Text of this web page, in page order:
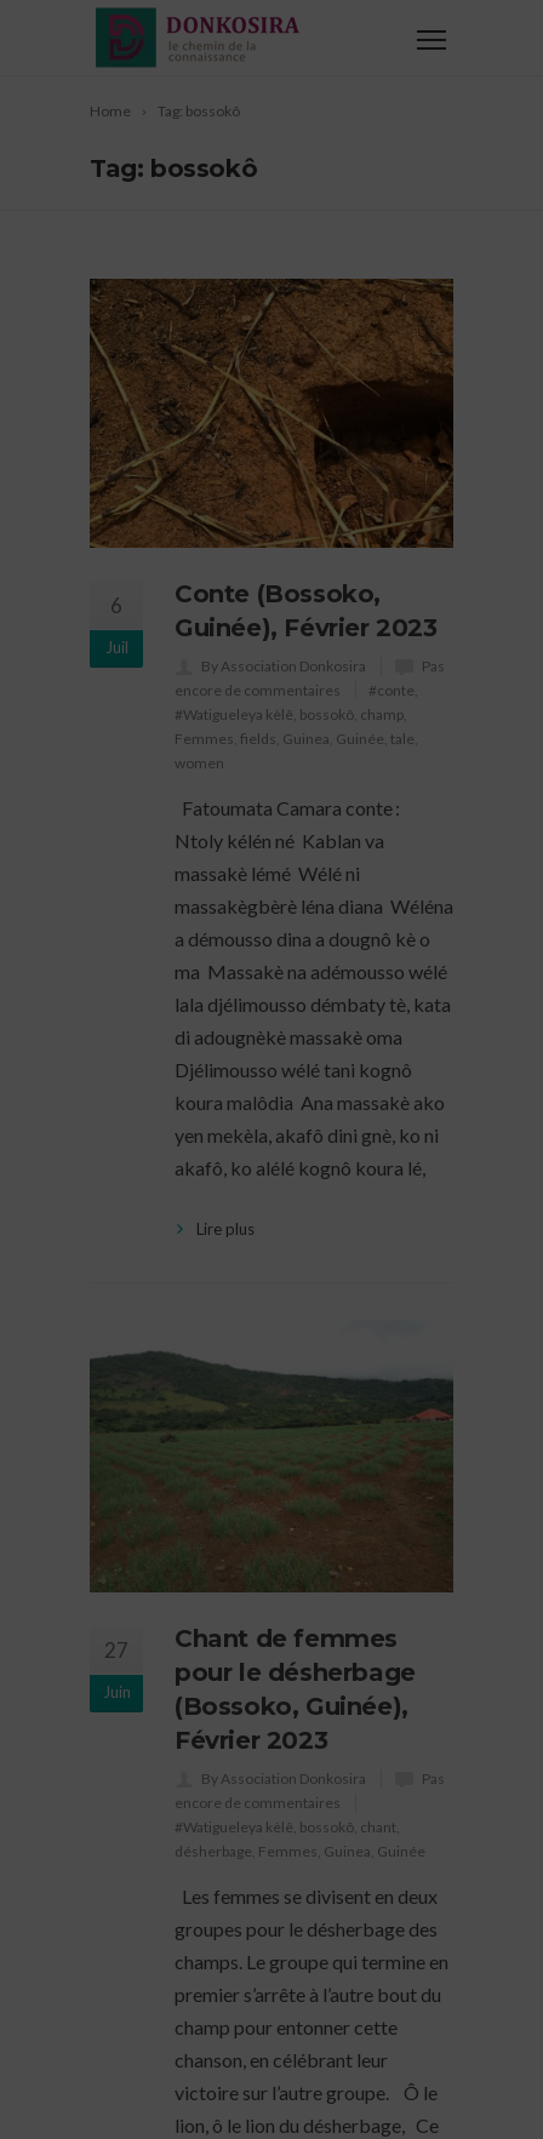
Home Tag: bossokô
Tag: bossokô
6
Juil
Conte (Bossoko,
Guinée), Février 2023
By Association Donkosira
Pas
encore de commentaires
#conte
#Watigueleya kèlê bossokô champ
Femmes fields Guinea Guinée tale
women
Fatoumata Camara conte :
Ntoly kélén né Kablan va
massakè lémé Wélé ni
massakègbèrè léna diana Wéléna
a démousso dina a dougnô kè o
ma Massakè na adémousso wélé
lala djélimousso démbaty tè, kata
di adougnèkè massakè oma
Djélimousso wélé tani kognô
koura malôdia Ana massakè ako
yen mekèla, akafô dini gnè, ko ni
akafô, ko alélé kognô koura lé,
Lire plus
27
Juin
Chant de femmes
pour le désherbage
(Bossoko, Guinée),
Février 2023
By Association Donkosira
Pas
encore de commentaires
#Watigueleya kèlê bossokô chant
désherbage Femmes Guinea Guinée
Les femmes se divisent en deux
groupes pour le désherbage des
champs. Le groupe qui termine en
premier s’arrête à l’autre bout du
champ pour entonner cette
chanson, en célébrant leur
victoire sur l’autre groupe. Ô le
lion, ô le lion du désherbage, Ce